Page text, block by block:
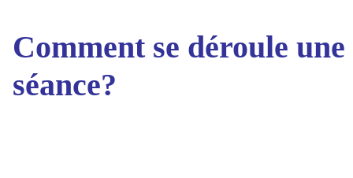
Comment se déroule une
séance?​